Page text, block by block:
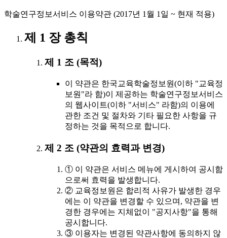
학술연구정보서비스 이용약관 (2017년 1월 1일 ~ 현재 적용)
제 1 장 총칙
제 1 조 (목적)
이 약관은 한국교육학술정보원(이하 "교육정
보원"라 함)이 제공하는 학술연구정보서비스
의 웹사이트(이하 "서비스" 라함)의 이용에
관한 조건 및 절차와 기타 필요한 사항을 규
정하는 것을 목적으로 합니다.
제 2 조 (약관의 효력과 변경)
① 이 약관은 서비스 메뉴에 게시하여 공시함
으로써 효력을 발생합니다.
② 교육정보원은 합리적 사유가 발생한 경우
에는 이 약관을 변경할 수 있으며, 약관을 변
경한 경우에는 지체없이 "공지사항"을 통해
공시합니다.
③ 이용자는 변경된 약관사항에 동의하지 않